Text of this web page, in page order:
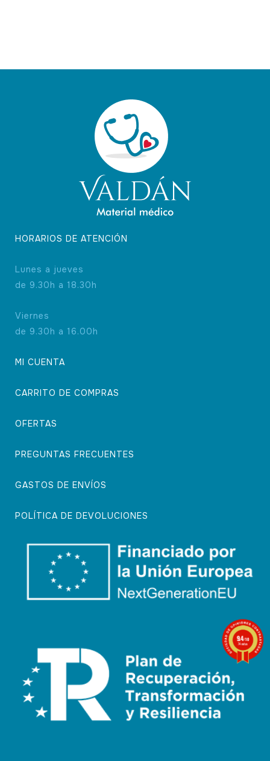
HORARIOS DE ATENCIÓN
Lunes a jueves
de 9.30h a 18.30h
Viernes
de 9.30h a 16.00h
MI CUENTA
CARRITO DE COMPRAS
OFERTAS
PREGUNTAS FRECUENTES
GASTOS DE ENVÍOS
POLÍTICA DE DEVOLUCIONES
9.4/10
74 notas